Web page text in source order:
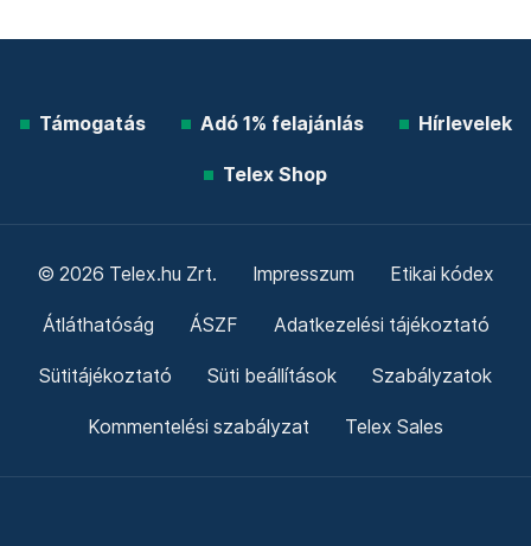
Támogatás Adó 1% felajánlás Hírlevelek
Telex Shop
© 2026 Telex.hu Zrt. Impresszum Etikai kódex
Átláthatóság ÁSZF Adatkezelési tájékoztató
Sütitájékoztató Süti beállítások Szabályzatok
Kommentelési szabályzat Telex Sales